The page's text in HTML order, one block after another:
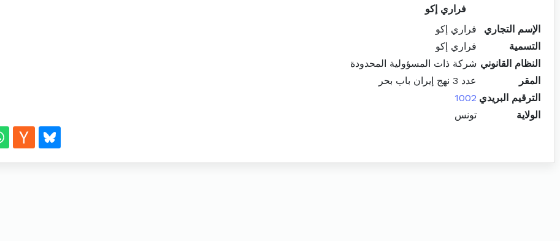
فراري إكو
الإسم التجاري
فراري إكو
التسمية
فراري إكو
النظام القانوني شركة ذات المسؤولية المحدودة
المقر
عدد 3 نهج إيران باب بحر
الترقيم البريدي 1002
الولاية
تونس